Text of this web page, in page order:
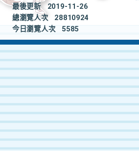
最後更新
2019-11-26
總瀏覽人次
28810924
今日瀏覽人次
5585